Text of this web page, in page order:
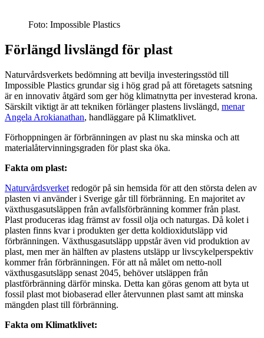
Foto: Impossible Plastics
Förlängd livslängd för plast
Naturvårdsverkets bedömning att bevilja investeringsstöd till
Impossible Plastics grundar sig i hög grad på att företagets satsning
är en innovativ åtgärd som ger hög klimatnytta per investerad krona.
Särskilt viktigt är att tekniken förlänger plastens livslängd, menar
Angela Arokianathan, handläggare på Klimatklivet.
Förhoppningen är förbränningen av plast nu ska minska och att
materialåtervinningsgraden för plast ska öka.
Fakta om plast:
Naturvårdsverket redogör på sin hemsida för att den största delen av
plasten vi använder i Sverige går till förbränning. En majoritet av
växthusgasutsläppen från avfallsförbränning kommer från plast.
Plast produceras idag främst av fossil olja och naturgas. Då kolet i
plasten finns kvar i produkten ger detta koldioxidutsläpp vid
förbränningen. Växthusgasutsläpp uppstår även vid produktion av
plast, men mer än hälften av plastens utsläpp ur livscykelperspektiv
kommer från förbränningen. För att nå målet om netto-noll
växthusgasutsläpp senast 2045, behöver utsläppen från
plastförbränning därför minska. Detta kan göras genom att byta ut
fossil plast mot biobaserad eller återvunnen plast samt att minska
mängden plast till förbränning.
Fakta om Klimatklivet: